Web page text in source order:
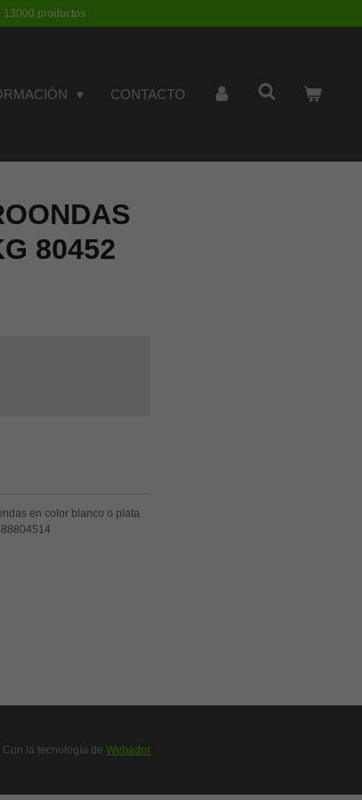
13000 productos
CONTACTO
80452
en color blanco o plata
Con la tecnología de Webador